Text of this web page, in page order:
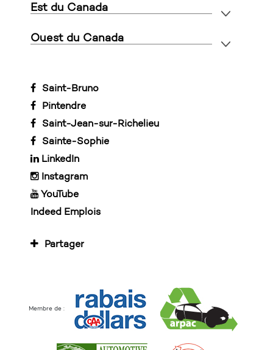
Est du Canada
Ouest du Canada
Saint-Bruno
Pintendre
Saint-Jean-sur-Richelieu
Sainte-Sophie
LinkedIn
Instagram
YouTube
Indeed Emplois
Partager
Membre de :